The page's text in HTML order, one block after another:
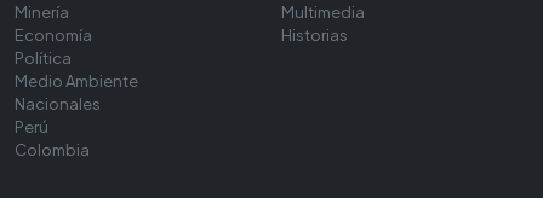
Minería
Economía
Política
Medio Ambiente
Nacionales
Perú
Colombia
Multimedia
Historias